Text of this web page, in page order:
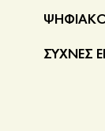
ΣΥΧΝΕΣ